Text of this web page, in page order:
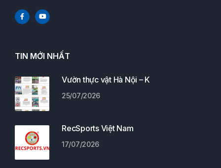
TIN MỚI NHẤT
Vườn thực vật Hà Nội – K
25/07/2026
RecSports Việt Nam
17/07/2026